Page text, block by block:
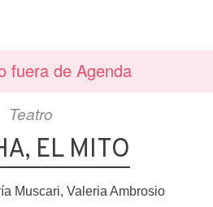
fuera de Agenda
Teatro
EL MITO
Muscari, Valeria Ambrosio